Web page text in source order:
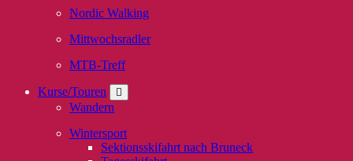
Nordic Walking
Mittwochsradler
MTB-Treff
Kurse/Touren
Wandern
Wintersport
Sektionsskifahrt nach Bruneck